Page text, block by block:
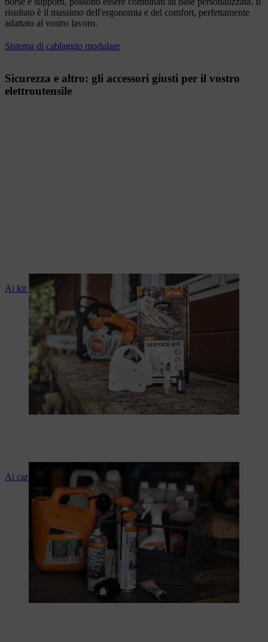
risultato è il massimo dell'ergonomia e del comfort, perfettamente
adattato al vostro lavoro.
Sistema di cablaggio modulare
Sicurezza e altro: gli accessori giusti per il vostro
elettroutensile
Ai kit STIHL
Ai carburanti e ai lubrificanti